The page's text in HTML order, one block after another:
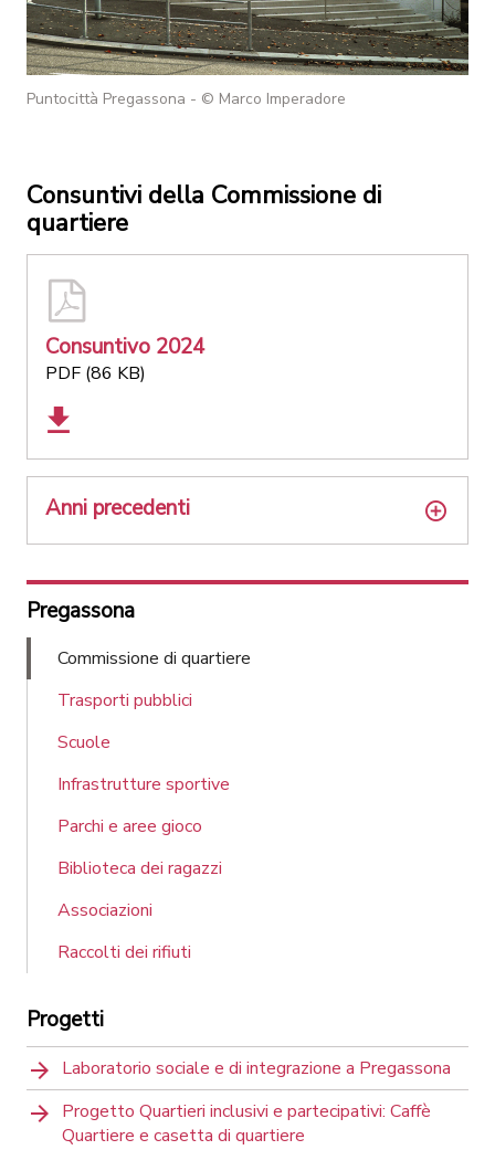
Puntocittà Pregassona - © Marco Imperadore
Consuntivi della Commissione di
quartiere
Consuntivo 2024
PDF (86 KB)
Anni precedenti
Pregassona
Commissione di quartiere
Trasporti pubblici
Scuole
Infrastrutture sportive
Parchi e aree gioco
Biblioteca dei ragazzi
Associazioni
Raccolti dei rifiuti
Progetti
Laboratorio sociale e di integrazione a Pregassona
Progetto Quartieri inclusivi e partecipativi: Caffè
Quartiere e casetta di quartiere